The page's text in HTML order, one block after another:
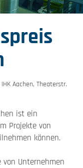
Aachen, Theaterstr.
ist ein
Projekte von
können.
Unternehmen